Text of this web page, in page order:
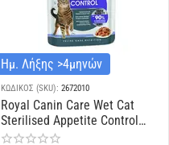
Ημ. Λήξης >4μηνών
ΚΩΔΙΚΟΣ (SKU): 2672010
Royal Canin Care Wet Cat
Sterilised Appetite Control
Jelly 85gr